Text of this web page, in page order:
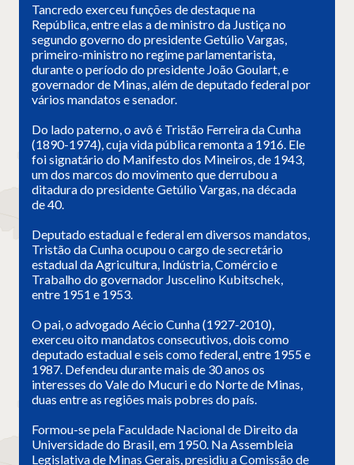
Tancredo exerceu funções de destaque na
República, entre elas a de ministro da Justiça no
segundo governo do presidente Getúlio Vargas,
primeiro-ministro no regime parlamentarista,
durante o período do presidente João Goulart, e
governador de Minas, além de deputado federal por
vários mandatos e senador.
Do lado paterno, o avô é Tristão Ferreira da Cunha
(1890-1974), cuja vida pública remonta a 1916. Ele
foi signatário do Manifesto dos Mineiros, de 1943,
um dos marcos do movimento que derrubou a
ditadura do presidente Getúlio Vargas, na década
de 40.
Deputado estadual e federal em diversos mandatos,
Tristão da Cunha ocupou o cargo de secretário
estadual da Agricultura, Indústria, Comércio e
Trabalho do governador Juscelino Kubitschek,
entre 1951 e 1953.
O pai, o advogado Aécio Cunha (1927-2010),
exerceu oito mandatos consecutivos, dois como
deputado estadual e seis como federal, entre 1955 e
1987. Defendeu durante mais de 30 anos os
interesses do Vale do Mucuri e do Norte de Minas,
duas entre as regiões mais pobres do país.
Formou-se pela Faculdade Nacional de Direito da
Universidade do Brasil, em 1950. Na Assembleia
Legislativa de Minas Gerais, presidiu a Comissão de